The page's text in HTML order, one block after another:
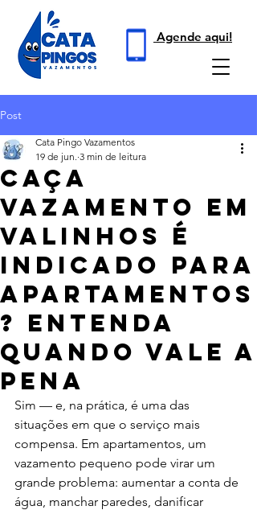
Agende aqui!
Post
Caça
Vazamento em
Valinhos é
indicado para
apartamentos
? Entenda
quando vale a
pena
Cata Pingo Vazamentos
19 de jun. 3 min de leitura
Sim — e, na prática, é uma das
situações em que o serviço mais
compensa. Em apartamentos, um
vazamento pequeno pode virar um
grande problema: aumentar a conta de
água, manchar paredes, danificar